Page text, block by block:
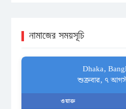
নামাজের সময়সূচি
Dhaka,
শুক্রবার, ৭
ওয়াক্ত